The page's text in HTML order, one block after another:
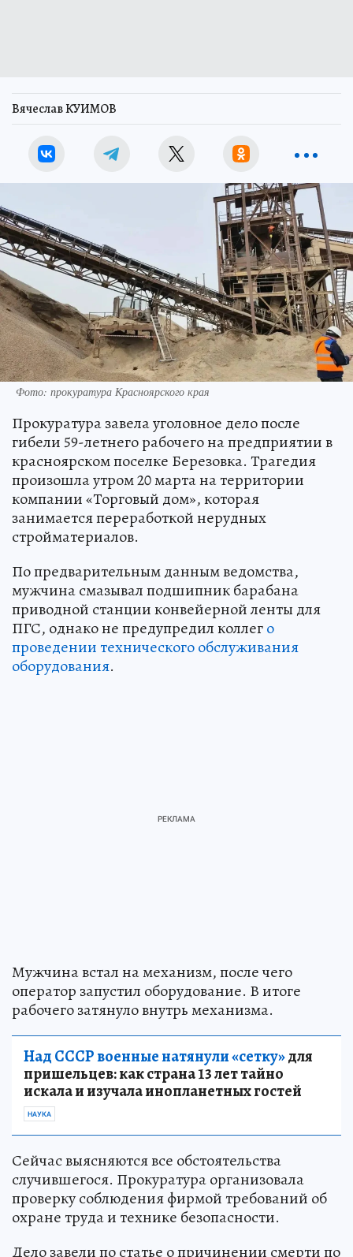
Вячеслав КУИМОВ
Фото: прокуратура Красноярского края
Прокуратура завела уголовное дело после
гибели 59-летнего рабочего на предприятии в
красноярском поселке Березовка. Трагедия
произошла утром 20 марта на территории
компании «Торговый дом», которая
занимается переработкой нерудных
стройматериалов.
По предварительным данным ведомства,
мужчина смазывал подшипник барабана
приводной станции конвейерной ленты для
ПГС, однако не предупредил коллего
проведении технического обслуживания
оборудования.
Мужчина встал на механизм, после чего
оператор запустил оборудование. В итоге
рабочего затянуло внутрь механизма.
Над СССР военные натянули «сетку»для
пришельцев: как страна 13 лет тайно
искала и изучала инопланетных гостей
НАУКА
Сейчас выясняются все обстоятельства
случившегося. Прокуратура организовала
проверку соблюдения фирмой требований об
охране труда и технике безопасности.
Дело завели по статье о причинении смерти по